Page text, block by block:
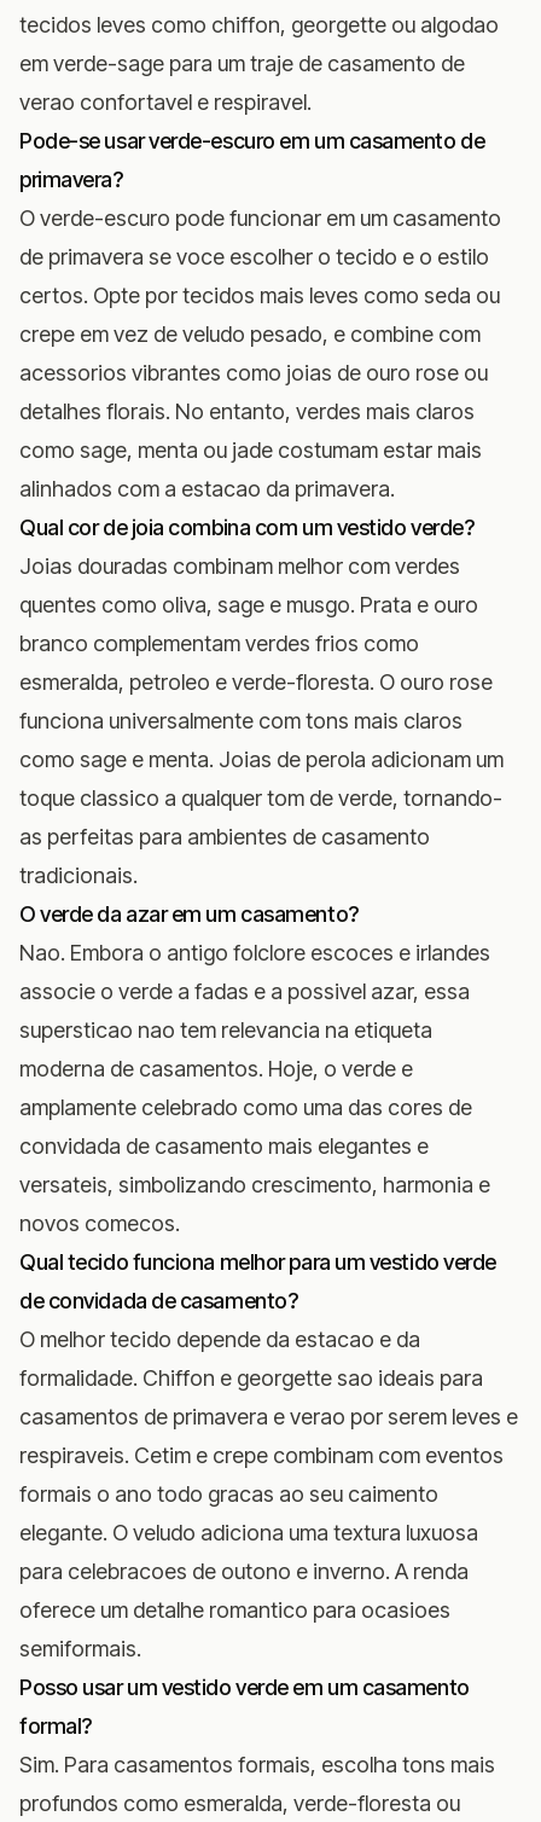
tecidos leves como chiffon, georgette ou algodao
em verde-sage para um traje de casamento de
verao confortavel e respiravel.
Pode-se usar verde-escuro em um casamento de
primavera?
O verde-escuro pode funcionar em um casamento
de primavera se voce escolher o tecido e o estilo
certos. Opte por tecidos mais leves como seda ou
crepe em vez de veludo pesado, e combine com
acessorios vibrantes como joias de ouro rose ou
detalhes florais. No entanto, verdes mais claros
como sage, menta ou jade costumam estar mais
alinhados com a estacao da primavera.
Qual cor de joia combina com um vestido verde?
Joias douradas combinam melhor com verdes
quentes como oliva, sage e musgo. Prata e ouro
branco complementam verdes frios como
esmeralda, petroleo e verde-floresta. O ouro rose
funciona universalmente com tons mais claros
como sage e menta. Joias de perola adicionam um
toque classico a qualquer tom de verde, tornando-
as perfeitas para ambientes de casamento
tradicionais.
O verde da azar em um casamento?
Nao. Embora o antigo folclore escoces e irlandes
associe o verde a fadas e a possivel azar, essa
supersticao nao tem relevancia na etiqueta
moderna de casamentos. Hoje, o verde e
amplamente celebrado como uma das cores de
convidada de casamento mais elegantes e
versateis, simbolizando crescimento, harmonia e
novos comecos.
Qual tecido funciona melhor para um vestido verde
de convidada de casamento?
O melhor tecido depende da estacao e da
formalidade. Chiffon e georgette sao ideais para
casamentos de primavera e verao por serem leves e
respiraveis. Cetim e crepe combinam com eventos
formais o ano todo gracas ao seu caimento
elegante. O veludo adiciona uma textura luxuosa
para celebracoes de outono e inverno. A renda
oferece um detalhe romantico para ocasioes
semiformais.
Posso usar um vestido verde em um casamento
formal?
Sim. Para casamentos formais, escolha tons mais
profundos como esmeralda, verde-floresta ou